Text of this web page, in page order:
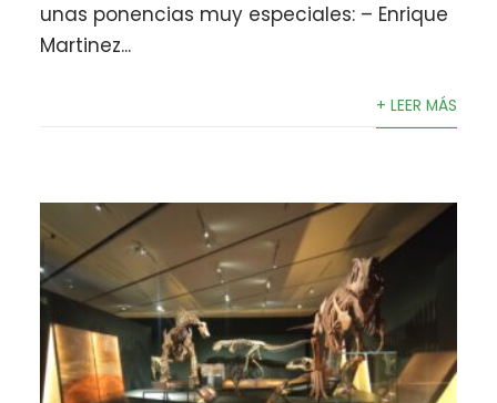
unas ponencias muy especiales: – Enrique
Martinez...
+ LEER MÁS